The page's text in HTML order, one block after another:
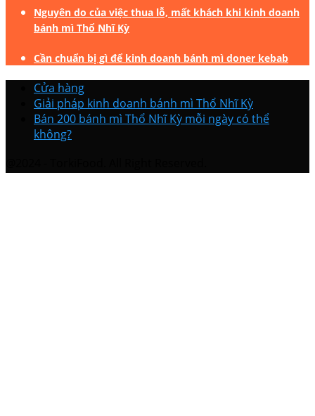
Nguyên do của việc thua lỗ, mất khách khi kinh doanh
bánh mì Thổ Nhĩ Kỳ
Cần chuẩn bị gì để kinh doanh bánh mì doner kebab
Cửa hàng
Giải pháp kinh doanh bánh mì Thổ Nhĩ Kỳ
Bán 200 bánh mì Thổ Nhĩ Kỳ mỗi ngày có thể
không?